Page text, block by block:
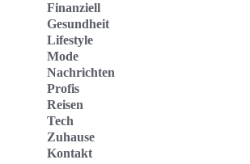
Finanziell
Gesundheit
Lifestyle
Mode
Nachrichten
Profis
Reisen
Tech
Zuhause
Kontakt